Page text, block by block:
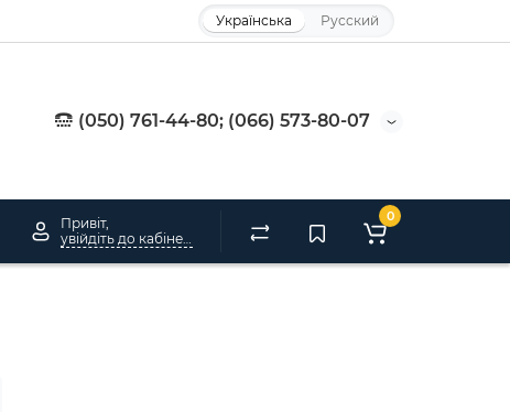
Українська Русский
(050) 761-44-80; (066) 573-80-07
Привіт,
0